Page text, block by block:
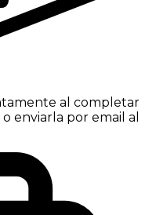
al completar
enviarla por email al